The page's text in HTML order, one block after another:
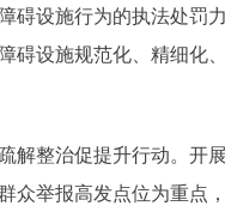
碍设施行为的执法处罚
碍设施规范化、精细化
疏解整治促提升行动。开
众举报高发点位为重点